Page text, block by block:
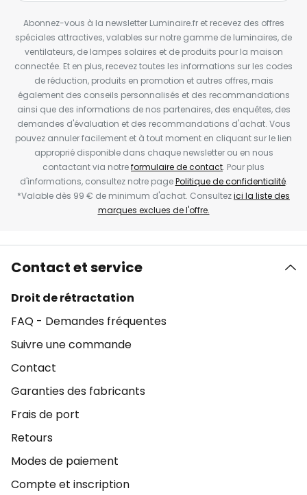
Abonnez-vous à la newsletter Luminaire.fr et recevez des offres
spéciales attractives, valables sur notre gamme de luminaires, de
ventilateurs, de lampes solaires et de produits pour la maison
connectée. Et en plus, recevez toutes les informations sur les codes
de réduction, produits en promotion et autres offres, mais
également des conseils personnalisés et des recommandations
ainsi que des informations de nos partenaires, des enquêtes, des
demandes d'évaluation et des recommandations d'achat. Vous
pouvez annuler facilement et à tout moment en cliquant sur le lien
approprié disponible dans chaque newsletter ou en nous
contactant via notreformulaire de contact. Pour plus
d'informations, consultez notre pagePolitique de confidentialité.
*Valable dès 99 € de minimum d'achat. Consultezici la liste des
marques exclues de l'offre.
Contact et service
Droit de rétractation
FAQ - Demandes fréquentes
Suivre une commande
Contact
Garanties des fabricants
Frais de port
Retours
Modes de paiement
Compte et inscription